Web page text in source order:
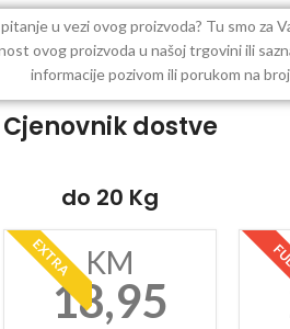
u vezi ovog proizvoda? Tu smo za
ovog proizvoda u našoj trgovini ili
informacije pozivom ili porukom na
Cjenovnik dostve
do 20 Kg
EXTRA KM
18,95